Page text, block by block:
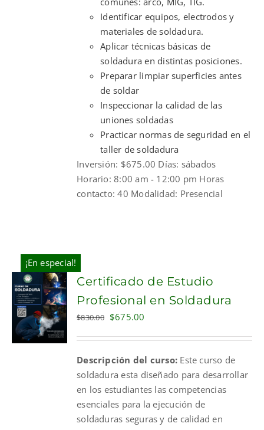
Identificar equipos, electrodos y
materiales de soldadura.
Aplicar técnicas básicas de
soldadura en distintas posiciones.
Preparar limpiar superficies antes
de soldar
Inspeccionar la calidad de las
uniones soldadas
Practicar normas de seguridad en el
taller de soldadura
Inversión: $675.00 Días: sábados
Horario: 8:00 am - 12:00 pm Horas
contacto: 40 Modalidad: Presencial
¡En especial!
ADD TO
CART
Certificado de Estudio
Profesional en Soldadura
$830.00 Original
$830.00.
$675.00
$675.00.
Descripción del curso: Este curso de
soldadura esta diseñado para desarrollar
en los estudiantes las competencias
esenciales para la ejecución de
soldaduras seguras y de calidad en